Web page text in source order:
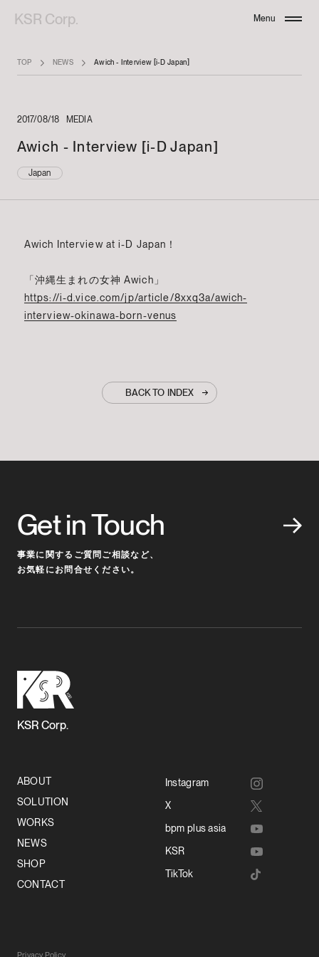
KSR Corp. Menu
TOP NEWS Awich - Interview [i-D Japan]
2017/08/18 MEDIA
Awich - Interview [i-D Japan]
Japan
Awich Interview at i-D Japan！
「沖縄生まれの女神 Awich」
https://i-d.vice.com/jp/article/8xxq3a/awich-
interview-okinawa-born-venus
BACK TO INDEX
Get in Touch
事業に関するご質問ご相談など、
お気軽にお問合せください。
KSR Corp.
ABOUT
SOLUTION
WORKS
NEWS
SHOP
CONTACT
Instagram
X
bpm plus asia
KSR
TikTok